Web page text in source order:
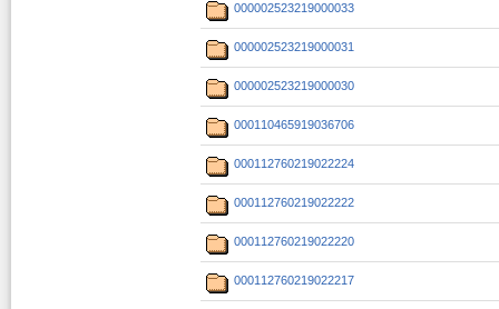
000002523219000033
000002523219000031
000002523219000030
000110465919036706
000112760219022224
000112760219022222
000112760219022220
000112760219022217